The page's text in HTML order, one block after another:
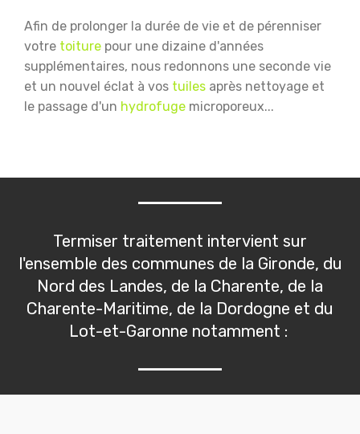
Afin de prolonger la durée de vie et de pérenniser
votre toiture pour une dizaine d'années
supplémentaires, nous redonnons une seconde vie
et un nouvel éclat à vos tuiles après nettoyage et
le passage d'un hydrofuge microporeux...
Termiser traitement intervient sur
l'ensemble des communes de la Gironde, du
Nord des Landes, de la Charente, de la
Charente-Maritime, de la Dordogne et du
Lot-et-Garonne notamment :